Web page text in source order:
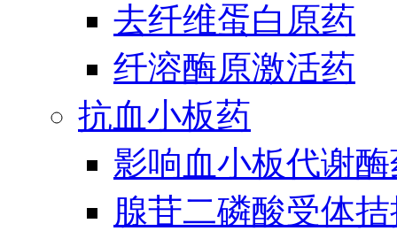
去纤维蛋白原药
纤溶酶原激活药
抗血小板药
影响血小板代谢
腺苷二磷酸受体